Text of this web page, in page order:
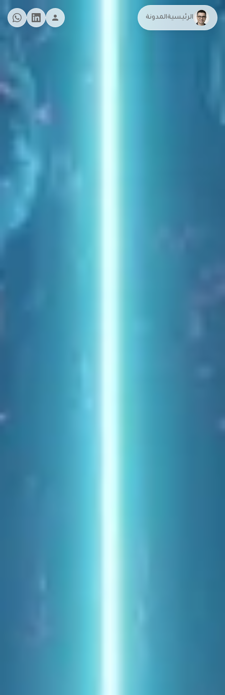
الرئيسيةالمدونة